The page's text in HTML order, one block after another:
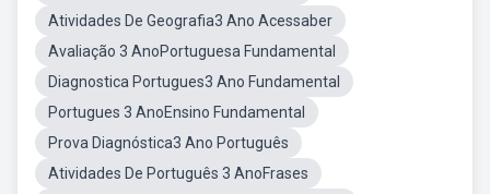
Atividades De Geografia3 Ano Acessaber
Avaliação 3 AnoPortuguesa Fundamental
Diagnostica Portugues3 Ano Fundamental
Portugues 3 AnoEnsino Fundamental
Prova Diagnóstica3 Ano Português
Atividades De Português 3 AnoFrases